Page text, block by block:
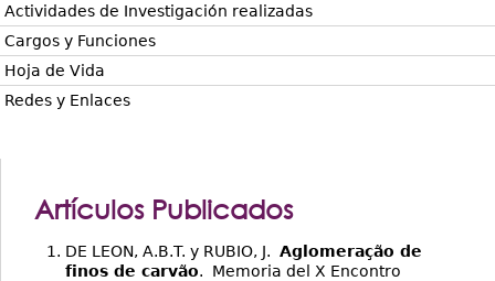
Actividades de Investigación realizadas
Cargos y Funciones
Hoja de Vida
Redes y Enlaces
Artículos Publicados
DE LEON, A.B.T. y RUBIO, J. Aglomeração de
finos de carvão. Memoria del X Encontro